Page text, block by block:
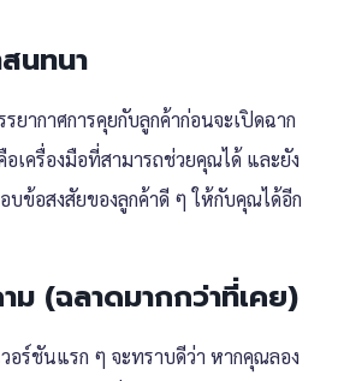
นทนา
ยากาศการคุยกับลูกค้าก่อนจะเปิดฉาก
เครื่องมือที่สามารถช่วยคุณได้ และยัง
บข้อสงสัยของลูกค้าดี ๆ ให้กับคุณได้อีก
ม (ฉลาดมากกว่าที่เคย)
วอร์ชันแรก ๆ จะทราบดีว่า หากคุณลอง